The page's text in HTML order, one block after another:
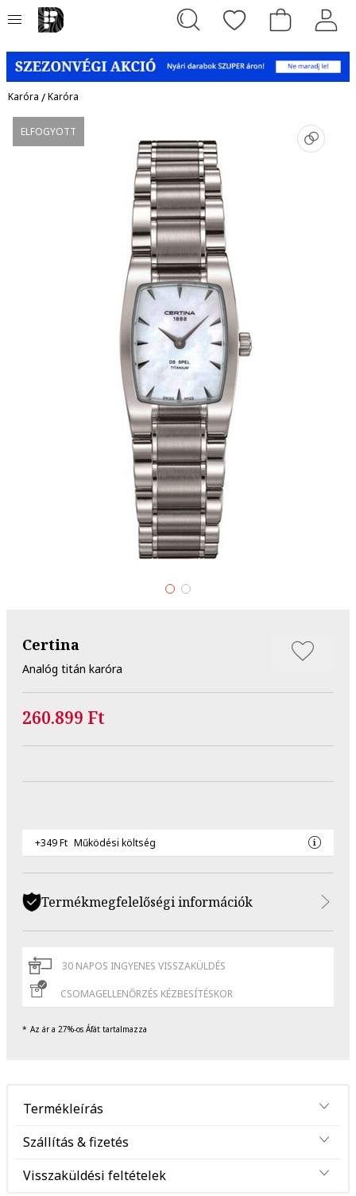
Karóra /Karóra
ELFOGYOTT
Certina
Analóg titán karóra
260.899 Ft
+349 Ft Működési költség
Termékmegfelelőségi információk
30 NAPOS INGYENES VISSZAKÜLDÉS
CSOMAGELLENŐRZÉS KÉZBESÍTÉSKOR
Az ár a 27%-os Áfát tartalmazza
Termékleírás
Szállítás & fizetés
Visszaküldési feltételek